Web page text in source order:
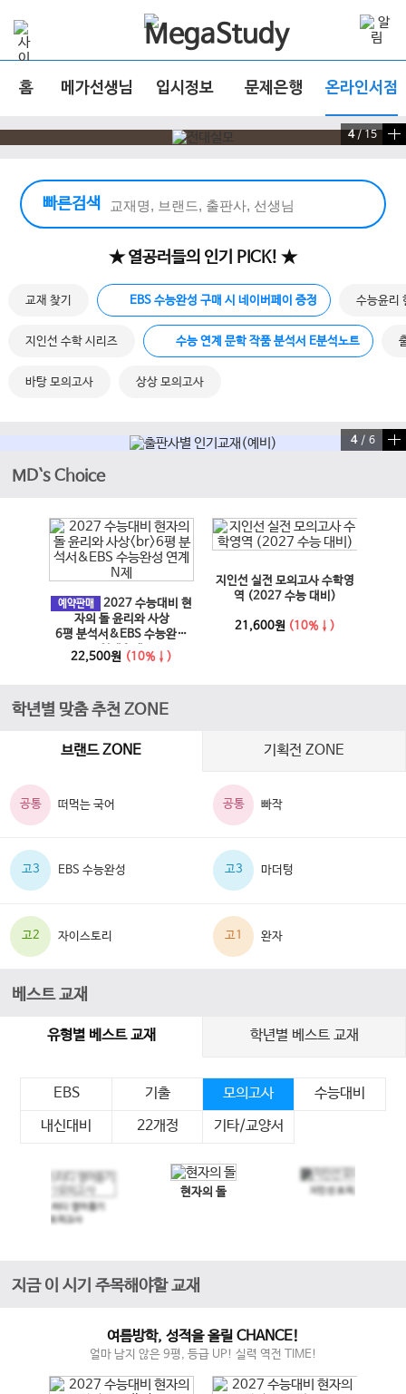
홈 메가선생님 입시정보 문제은행 온라인서점
4/ 15
빠른검색
빠른 검색 실행
★ 열공러들의 인기 PICK! ★
교재 찾기 EBS 수능완성 구매 시 네이버페이 증정 수능윤리
지인선 수학 시리즈 수능 연계 문학 작품 분석서 E분석노트
바탕 모의고사 상상 모의고사
4/ 6
MD`s Choice
예약판매
2027 수능대비 현
자의 돌 윤리와 사상
6평 분석서&EBS 수능완성
연계 N제
22,500원 (10%↓)
지인선 실전 모의고사 수학영
역 (2027 수능 대비)
21,600원 (10%↓)
이전 슬라이드 다음 슬라이드
학년별 맞춤 추천 ZONE
브랜드 ZONE 기획전 ZONE
공통 떠먹는 국어 공통 빠작
고3 EBS 수능완성 고3 마더텅
고2 자이스토리 고1 완자
베스트 교재
유형별 베스트 교재 학년별 베스트 교재
EBS 기출 모의고사
수능대비
내신대비
22개정 기타/교양서
메가스터디 영어듣기
모의고사
현자의 돌 지인선 모의고사
이전 슬라이드
지금 이 시기 주목해야할 교재
여름방학, 성적을 올릴 CHANCE!
얼마 남지 않은 9평, 등급 UP! 실력 역전 TIME!